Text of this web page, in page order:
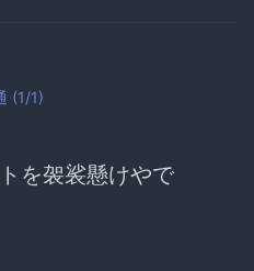
(1/1)
を袈裟懸けやで